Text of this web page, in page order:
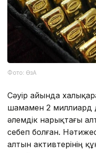
Фото: ӨзА
Сәуір айында
шамамен 2 миллиард
әлемдік нарықтағы
себеп болған.
алтын активтерінің